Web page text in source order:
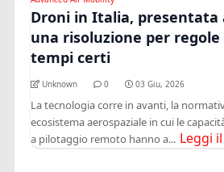
Droni in Italia, presentata
una risoluzione per
tempi certi
Unknown 0 03 Giu, 2026
La tecnologia corre in avanti, la
ecosistema aerospaziale in cui le
a pilotaggio remoto hanno a... Leggi